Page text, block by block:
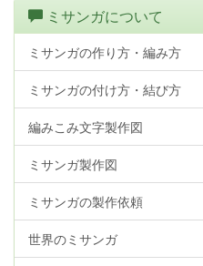
ミサンガについて
ミサンガの作り方・編み方
ミサンガの付け方・結び方
編みこみ文字製作図
ミサンガ製作図
ミサンガの製作依頼
世界のミサンガ